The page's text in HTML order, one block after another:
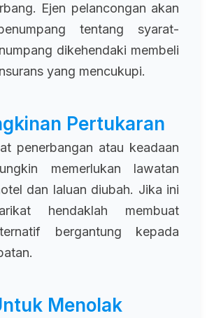
Ejen pelancongan akan
tentang syarat-
dikehendaki membeli
yang mencukupi.
Pertukaran
penerbangan atau keadaan
memerlukan lawatan
dan laluan diubah. Jika ini
hendaklah membuat
bergantung kepada
Menolak